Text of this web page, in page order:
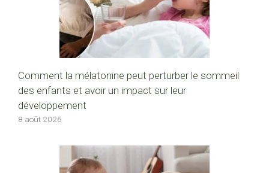
Comment la mélatonine peut perturber le sommeil
des enfants et avoir un impact sur leur
développement
8 août 2026